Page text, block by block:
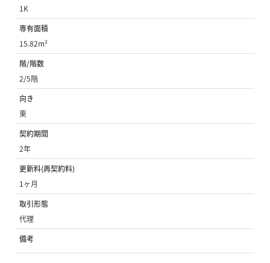
1K
専有面積
15.82m²
階/階数
2/5階
向き
東
契約期間
2年
更新料(再契約料)
1ヶ月
取引形態
代理
備考